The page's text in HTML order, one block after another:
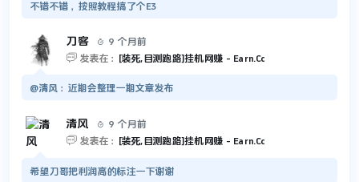
不错不错，按照教程搞了个E3
刀客 
9 个月前
 发表在： [装死,目测跑路]挂机网赚 - Earn.Cc
@清风：近期会整理一期文章发布
清风 
9 个月前
 发表在： [装死,目测跑路]挂机网赚 - Earn.Cc
希望刀哥把利润高的标注一下谢谢